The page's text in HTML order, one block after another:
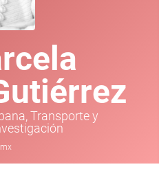
Transporte y